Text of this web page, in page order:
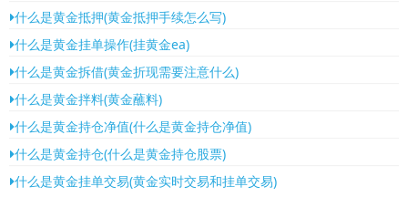
什么是黄金抵押(黄金抵押手续怎么写)
什么是黄金挂单操作(挂黄金ea)
什么是黄金拆借(黄金折现需要注意什么)
什么是黄金拌料(黄金蘸料)
什么是黄金持仓净值(什么是黄金持仓净值)
什么是黄金持仓(什么是黄金持仓股票)
什么是黄金挂单交易(黄金实时交易和挂单交易)